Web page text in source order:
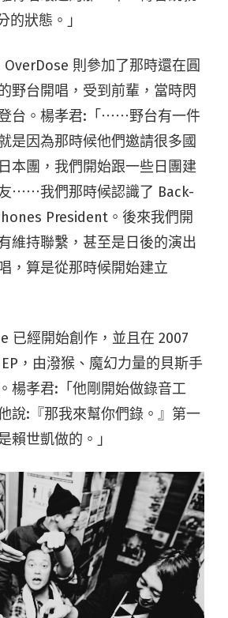
的狀態。」
則參加了那時還在圓
野台開唱，受到前輩，當時閃
台。楊孝君:「⋯⋯野台有一件
是因為那時候他們邀請很多國
本團，我們開始跟一些日團建
⋯⋯我們那時候認識了 Back-
President。後來我們開
維持聯繫，甚至是日後的演出
，算是從那時候開始建立
已經開始創作，並且在 2007
，由潑猴、魔幻力量的貝斯手
楊孝君:「他剛開始做錄音工
說:『那我來幫你們錄。』第一
賴世凱做的。」